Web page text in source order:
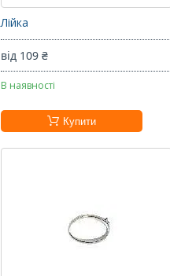
Лійка
від 109 ₴
В наявності
Купити